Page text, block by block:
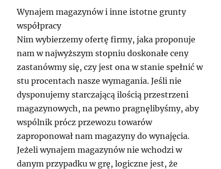
Wynajem magazynów i inne istotne grunty
współpracy
Nim wybierzemy ofertę firmy, jaka proponuje
nam w najwyższym stopniu doskonałe ceny
zastanówmy się, czy jest ona w stanie spełnić w
stu procentach nasze wymagania. Jeśli nie
dysponujemy starczającą ilością przestrzeni
magazynowych, na pewno pragnęlibyśmy, aby
wspólnik prócz przewozu towarów
zaproponował nam magazyny do wynajęcia.
Jeżeli wynajem magazynów nie wchodzi w
danym przypadku w grę, logiczne jest, że